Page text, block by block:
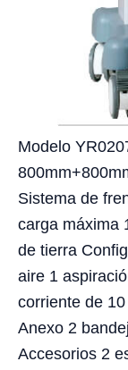
Modelo
Sistema de
carga máxima
de tierra
aire 1
corriente de
Anexo 2
Accesorios 2